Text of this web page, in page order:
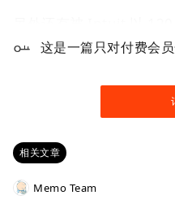
Mailchimp，以及 1.4 亿
万美金的 Zapier，这些
这是一篇只对付费会
相关文章
Memo Team